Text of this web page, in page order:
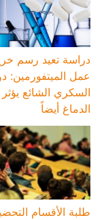
دراسة تعيد رسم
عمل الميتفورمين:
السكري الشائع
الدماغ أيضاً
طلبة الأقسام